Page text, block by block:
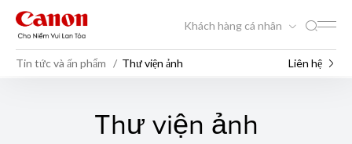
Khách hàng cá nhân
Tin tức và ấn phẩm Thư viện ảnh Liên hệ
Thư viện ảnh